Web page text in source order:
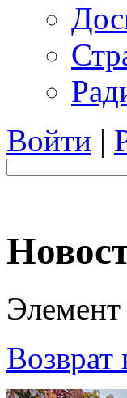
Войти |
Возврат